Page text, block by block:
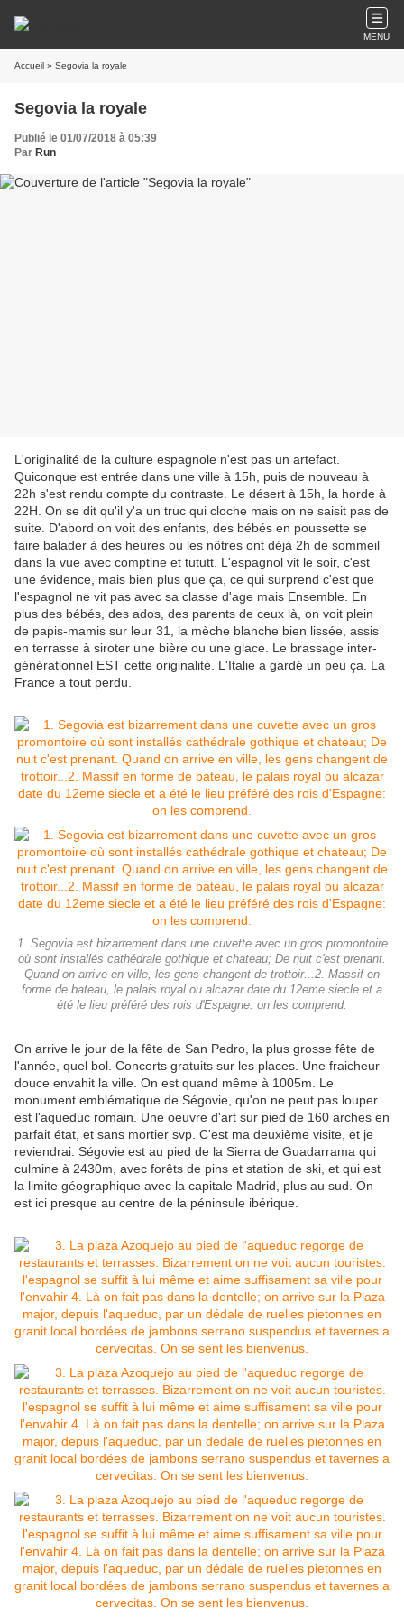
MENU
Accueil » Segovia la royale
Segovia la royale
Publié le 01/07/2018 à 05:39
Par Run
L'originalité de la culture espagnole n'est pas un artefact.
Quiconque est entrée dans une ville à 15h, puis de nouveau à
22h s'est rendu compte du contraste. Le désert à 15h, la horde à
22H. On se dit qu'il y'a un truc qui cloche mais on ne saisit pas de
suite. D'abord on voit des enfants, des bébés en poussette se
faire balader à des heures ou les nôtres ont déjà 2h de sommeil
dans la vue avec comptine et tututt. L'espagnol vit le soir, c'est
une évidence, mais bien plus que ça, ce qui surprend c'est que
l'espagnol ne vit pas avec sa classe d'age mais Ensemble. En
plus des bébés, des ados, des parents de ceux là, on voit plein
de papis-mamis sur leur 31, la mèche blanche bien lissée, assis
en terrasse à siroter une bière ou une glace. Le brassage inter-
générationnel EST cette originalité. L'Italie a gardé un peu ça. La
France a tout perdu.
1. Segovia est bizarrement dans une cuvette avec un gros promontoire
où sont installés cathédrale gothique et chateau; De nuit c'est prenant.
Quand on arrive en ville, les gens changent de trottoir...2. Massif en
forme de bateau, le palais royal ou alcazar date du 12eme siecle et a
été le lieu préféré des rois d'Espagne: on les comprend.
On arrive le jour de la fête de San Pedro, la plus grosse fête de
l'année, quel bol. Concerts gratuits sur les places. Une fraicheur
douce envahit la ville. On est quand même à 1005m. Le
monument emblématique de Ségovie, qu'on ne peut pas louper
est l'aqueduc romain. Une oeuvre d'art sur pied de 160 arches en
parfait état, et sans mortier svp. C'est ma deuxième visite, et je
reviendrai. Ségovie est au pied de la Sierra de Guadarrama qui
culmine à 2430m, avec forêts de pins et station de ski, et qui est
la limite géographique avec la capitale Madrid, plus au sud. On
est ici presque au centre de la péninsule ibérique.